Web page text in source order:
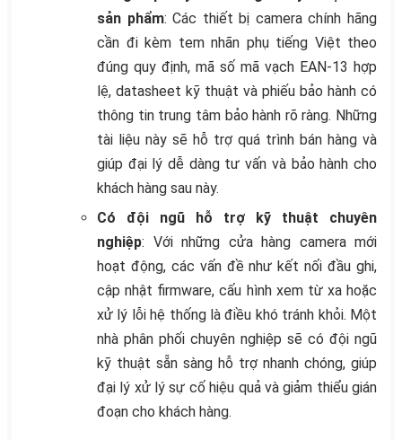
sản phẩm: Các thiết bị camera chính hãng
cần đi kèm tem nhãn phụ tiếng Việt theo
đúng quy định, mã số mã vạch EAN-13 hợp
lệ, datasheet kỹ thuật và phiếu bảo hành có
thông tin trung tâm bảo hành rõ ràng. Những
tài liệu này sẽ hỗ trợ quá trình bán hàng và
giúp đại lý dễ dàng tư vấn và bảo hành cho
khách hàng sau này.
Có đội ngũ hỗ trợ kỹ thuật chuyên
nghiệp: Với những cửa hàng camera mới
hoạt động, các vấn đề như kết nối đầu ghi,
cập nhật firmware, cấu hình xem từ xa hoặc
xử lý lỗi hệ thống là điều khó tránh khỏi. Một
nhà phân phối chuyên nghiệp sẽ có đội ngũ
kỹ thuật sẵn sàng hỗ trợ nhanh chóng, giúp
đại lý xử lý sự cố hiệu quả và giảm thiểu gián
đoạn cho khách hàng.